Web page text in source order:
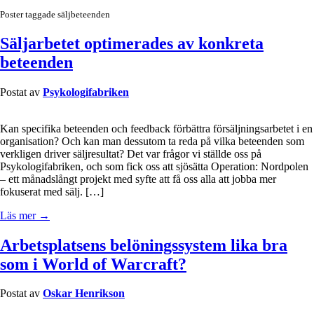
Poster taggade säljbeteenden
Säljarbetet optimerades av konkreta
beteenden
Postat av Psykologifabriken
Kan specifika beteenden och feedback förbättra försäljningsarbetet i en
organisation? Och kan man dessutom ta reda på vilka beteenden som
verkligen driver säljresultat? Det var frågor vi ställde oss på
Psykologifabriken, och som fick oss att sjösätta Operation: Nordpolen
– ett månadslångt projekt med syfte att få oss alla att jobba mer
fokuserat med sälj. […]
Läs mer →
Arbetsplatsens belöningssystem lika bra
som i World of Warcraft?
Postat av Oskar Henrikson